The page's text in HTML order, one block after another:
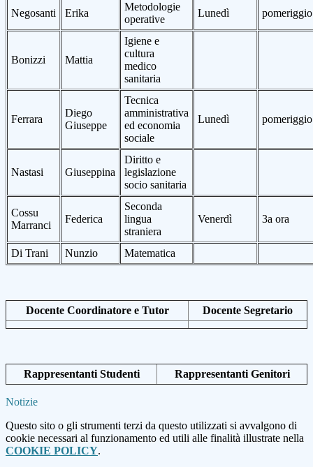
Negosanti Erika
Metodologie
operative
Lunedì pomeriggio
Bonizzi Mattia
Igiene e
cultura
medico
sanitaria
Ferrara
Diego
Giuseppe
Tecnica
amministrativa
ed economia
sociale
Lunedì pomeriggio
Nastasi Giuseppina
Diritto e
legislazione
socio sanitaria
Cossu
Marranci
Federica
Seconda
lingua
straniera
Venerdì 3a ora
Di Trani Nunzio Matematica
Docente Coordinatore e Tutor Docente Segretario
Rappresentanti Studenti Rappresentanti Genitori
Notizie
Questo sito o gli strumenti terzi da questo utilizzati si avvalgono di
cookie necessari al funzionamento ed utili alle finalità illustrate nella
COOKIE POLICY.